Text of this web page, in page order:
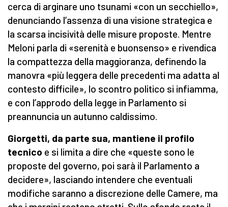
cerca di arginare uno tsunami «con un secchiello»,
denunciando l’assenza di una visione strategica e
la scarsa incisività delle misure proposte. Mentre
Meloni parla di «serenità e buonsenso» e rivendica
la compattezza della maggioranza, definendo la
manovra «più leggera delle precedenti ma adatta al
contesto difficile», lo scontro politico si infiamma,
e con l’approdo della legge in Parlamento si
preannuncia un autunno caldissimo.
Giorgetti, da parte sua, mantiene il profilo
tecnico e si limita a dire che «queste sono le
proposte del governo, poi sarà il Parlamento a
decidere», lasciando intendere che eventuali
modifiche saranno a discrezione delle Camere, ma